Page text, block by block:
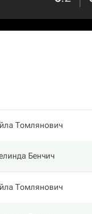
Томлянович
Бенчич
Томлянович